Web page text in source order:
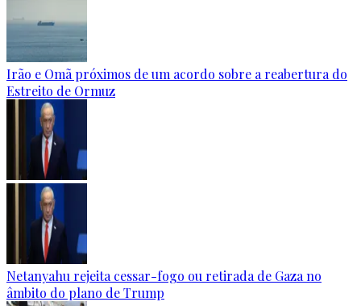
Irão e Omã próximos de um acordo sobre a reabertura do
Estreito de Ormuz
Netanyahu rejeita cessar-fogo ou retirada de Gaza no
âmbito do plano de Trump